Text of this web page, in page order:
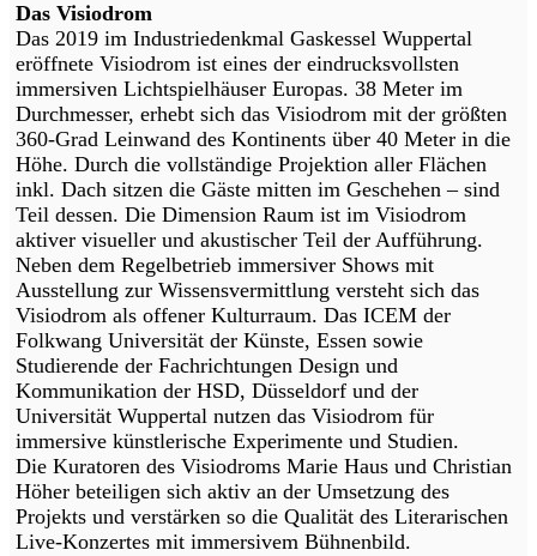
Das Visiodrom
Das 2019 im Industriedenkmal Gaskessel Wuppertal
eröffnete Visiodrom ist eines der eindrucksvollsten
immersiven Lichtspielhäuser Europas. 38 Meter im
Durchmesser, erhebt sich das Visiodrom mit der größten
360-Grad Leinwand des Kontinents über 40 Meter in die
Höhe. Durch die vollständige Projektion aller Flächen
inkl. Dach sitzen die Gäste mitten im Geschehen – sind
Teil dessen. Die Dimension Raum ist im Visiodrom
aktiver visueller und akustischer Teil der Aufführung.
Neben dem Regelbetrieb immersiver Shows mit
Ausstellung zur Wissensvermittlung versteht sich das
Visiodrom als offener Kulturraum. Das ICEM der
Folkwang Universität der Künste, Essen sowie
Studierende der Fachrichtungen Design und
Kommunikation der HSD, Düsseldorf und der
Universität Wuppertal nutzen das Visiodrom für
immersive künstlerische Experimente und Studien.
Die Kuratoren des Visiodroms Marie Haus und Christian
Höher beteiligen sich aktiv an der Umsetzung des
Projekts und verstärken so die Qualität des Literarischen
Live-Konzertes mit immersivem Bühnenbild.